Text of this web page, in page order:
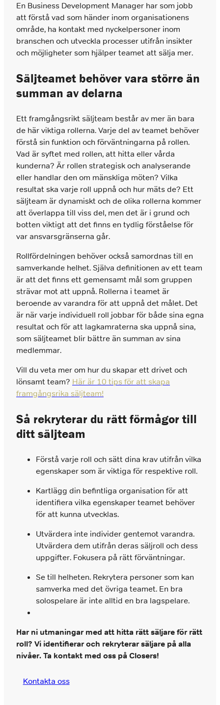
En Business Development Manager har som jobb
att förstå vad som händer inom organisationens
område, ha kontakt med nyckelpersoner inom
branschen och utveckla processer utifrån insikter
och möjligheter som hjälper teamet att sälja mer.
Säljteamet behöver vara större än
summan av delarna
Ett framgångsrikt säljteam består av mer än bara
de här viktiga rollerna. Varje del av teamet behöver
förstå sin funktion och förväntningarna på rollen.
Vad är syftet med rollen, att hitta eller vårda
kunderna? Är rollen strategisk och analyserande
eller handlar den om mänskliga möten? Vilka
resultat ska varje roll uppnå och hur mäts de? Ett
säljteam är dynamiskt och de olika rollerna kommer
att överlappa till viss del, men det är i grund och
botten viktigt att det finns en tydlig förståelse för
var ansvarsgränserna går.
Rollfördelningen behöver också samordnas till en
samverkande helhet. Själva definitionen av ett team
är att det finns ett gemensamt mål som gruppen
strävar mot att uppnå. Rollerna i teamet är
beroende av varandra för att uppnå det målet. Det
är när varje individuell roll jobbar för både sina egna
resultat och för att lagkamraterna ska uppnå sina,
som säljteamet blir bättre än summan av sina
medlemmar.
Vill du veta mer om hur du skapar ett drivet och
lönsamt team? Här är 10 tips för att skapa
framgångsrika säljteam!
Så rekryterar du rätt förmågor till
ditt säljteam
Förstå varje roll och sätt dina krav utifrån vilka
egenskaper som är viktiga för respektive roll.
Kartlägg din befintliga organisation för att
identifiera vilka egenskaper teamet behöver
för att kunna utvecklas.
Utvärdera inte individer gentemot varandra.
Utvärdera dem utifrån deras säljroll och dess
uppgifter. Fokusera på rätt förväntningar.
Se till helheten. Rekrytera personer som kan
samverka med det övriga teamet. En bra
solospelare är inte alltid en bra lagspelare.
Har ni utmaningar med att hitta rätt säljare för rätt
roll? Vi identifierar och rekryterar säljare på alla
nivåer. Ta kontakt med oss på Closers!
Kontakta oss